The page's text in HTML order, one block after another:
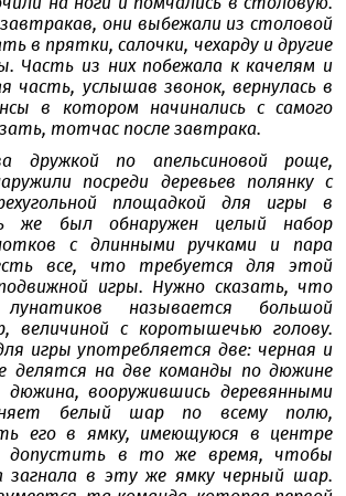
они выбежали из столовой
в прятки, салочки, чехарду и другие
Часть из них побежала к качелям и
часть, услышав звонок, вернулась в
в котором начинались с самого
тотчас после завтрака.
дружкой по апельсиновой роще,
посреди деревьев полянку с
площадкой для игры в
же был обнаружен целый набор
с длинными ручками и пара
все, что требуется для этой
игры. Нужно сказать, что
называется большой
величиной с коротышечью голову.
игры употребляется две: черная и
делятся на две команды по дюжине
дюжина, вооружившись деревянными
белый шар по всему полю,
его в ямку, имеющуюся в центре
допустить в то же время, чтобы
загнала в эту же ямку черный шар.